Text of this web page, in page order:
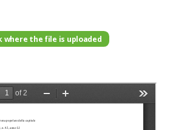
where the file is uploaded